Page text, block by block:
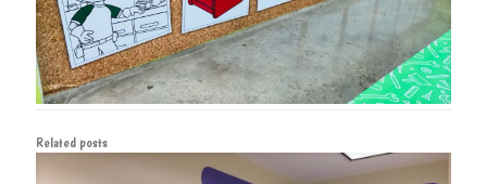
Related posts